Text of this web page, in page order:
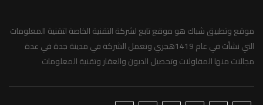
موقع وتطبيق شباك هو موقع تابع لشركة التقنية الخاصة لتقنية المعلومات
التي نشأت في عام 1419هجري وتعمل الشركة في مدينة جدة في عدة
مجالات منها المقاولات وتحصيل الديون والعقار وتقنية المعلومات